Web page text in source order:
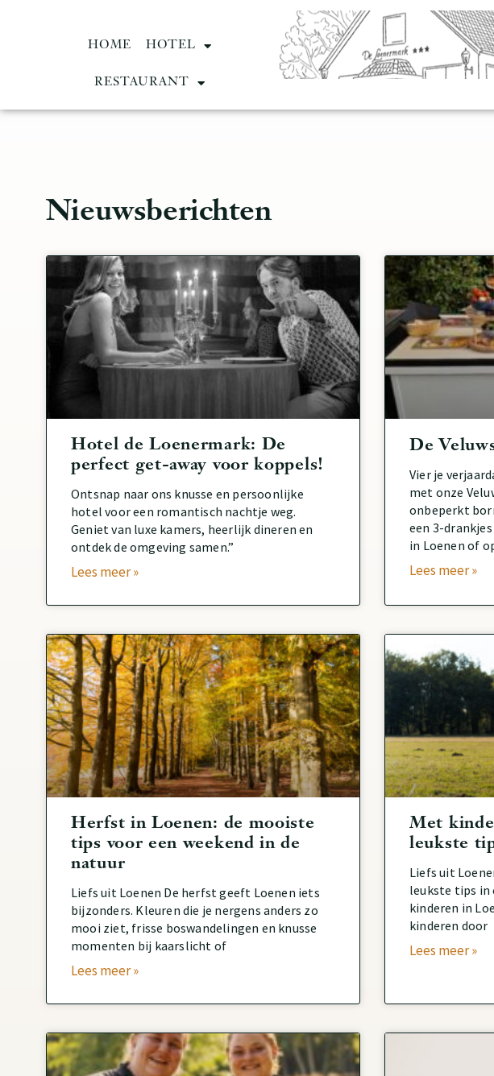
HOME HOTEL
RESTAURANT
Nieuwsberichten
Hotel de Loenermark: De
perfect get-away voor koppels!
Ontsnap naar ons knusse en persoonlijke
hotel voor een romantisch nachtje weg.
Geniet van luxe kamers, heerlijk dineren en
ontdek de omgeving samen.”
Lees meer »
De
Vier je
met onze
onbeperkt
een 3-
in Loenen of
Lees meer »
Herfst in Loenen: de mooiste
tips voor een weekend in de
natuur
Liefs uit Loenen De herfst geeft Loenen iets
bijzonders. Kleuren die je nergens anders zo
mooi ziet, frisse boswandelingen en knusse
momenten bij kaarslicht of
Lees meer »
Met
leukste
Liefs uit
leukste tips in
kinderen in
kinderen door
Lees meer »